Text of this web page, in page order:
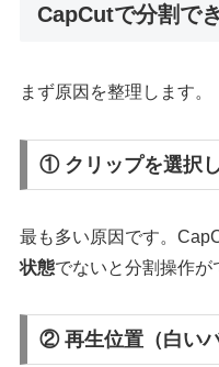
CapCutで分割で
まず原因を整理します。
① クリップを選択
最も多い原因です。
状態でないと分割操作が
② 再生位置（白い